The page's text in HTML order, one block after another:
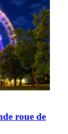
roue de